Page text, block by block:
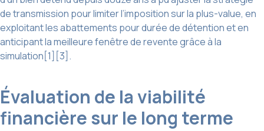
de transmission pour limiter l’imposition sur la plus-value, en
exploitant les abattements pour durée de détention et en
anticipant la meilleure fenêtre de revente grâce à la
simulation[1][3].
Évaluation de la viabilité
financière sur le long terme